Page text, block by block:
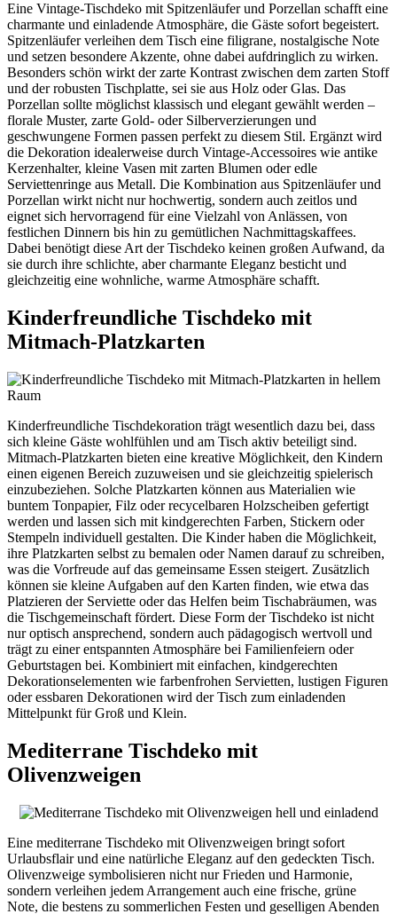
Eine Vintage-Tischdeko mit Spitzenläufer und Porzellan schafft eine
charmante und einladende Atmosphäre, die Gäste sofort begeistert.
Spitzenläufer verleihen dem Tisch eine filigrane, nostalgische Note
und setzen besondere Akzente, ohne dabei aufdringlich zu wirken.
Besonders schön wirkt der zarte Kontrast zwischen dem zarten Stoff
und der robusten Tischplatte, sei sie aus Holz oder Glas. Das
Porzellan sollte möglichst klassisch und elegant gewählt werden –
florale Muster, zarte Gold- oder Silberverzierungen und
geschwungene Formen passen perfekt zu diesem Stil. Ergänzt wird
die Dekoration idealerweise durch Vintage-Accessoires wie antike
Kerzenhalter, kleine Vasen mit zarten Blumen oder edle
Serviettenringe aus Metall. Die Kombination aus Spitzenläufer und
Porzellan wirkt nicht nur hochwertig, sondern auch zeitlos und
eignet sich hervorragend für eine Vielzahl von Anlässen, von
festlichen Dinnern bis hin zu gemütlichen Nachmittagskaffees.
Dabei benötigt diese Art der Tischdeko keinen großen Aufwand, da
sie durch ihre schlichte, aber charmante Eleganz besticht und
gleichzeitig eine wohnliche, warme Atmosphäre schafft.
Kinderfreundliche Tischdeko mit
Mitmach-Platzkarten
Kinderfreundliche Tischdekoration trägt wesentlich dazu bei, dass
sich kleine Gäste wohlfühlen und am Tisch aktiv beteiligt sind.
Mitmach-Platzkarten bieten eine kreative Möglichkeit, den Kindern
einen eigenen Bereich zuzuweisen und sie gleichzeitig spielerisch
einzubeziehen. Solche Platzkarten können aus Materialien wie
buntem Tonpapier, Filz oder recycelbaren Holzscheiben gefertigt
werden und lassen sich mit kindgerechten Farben, Stickern oder
Stempeln individuell gestalten. Die Kinder haben die Möglichkeit,
ihre Platzkarten selbst zu bemalen oder Namen darauf zu schreiben,
was die Vorfreude auf das gemeinsame Essen steigert. Zusätzlich
können sie kleine Aufgaben auf den Karten finden, wie etwa das
Platzieren der Serviette oder das Helfen beim Tischabräumen, was
die Tischgemeinschaft fördert. Diese Form der Tischdeko ist nicht
nur optisch ansprechend, sondern auch pädagogisch wertvoll und
trägt zu einer entspannten Atmosphäre bei Familienfeiern oder
Geburtstagen bei. Kombiniert mit einfachen, kindgerechten
Dekorationselementen wie farbenfrohen Servietten, lustigen Figuren
oder essbaren Dekorationen wird der Tisch zum einladenden
Mittelpunkt für Groß und Klein.
Mediterrane Tischdeko mit
Olivenzweigen
Eine mediterrane Tischdeko mit Olivenzweigen bringt sofort
Urlaubsflair und eine natürliche Eleganz auf den gedeckten Tisch.
Olivenzweige symbolisieren nicht nur Frieden und Harmonie,
sondern verleihen jedem Arrangement auch eine frische, grüne
Note, die bestens zu sommerlichen Festen und geselligen Abenden